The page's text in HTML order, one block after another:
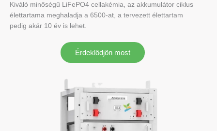
Kiváló minőségű LiFePO4 cellakémia, az akkumulátor ciklus
élettartama meghaladja a 6500-at, a tervezett élettartam
pedig akár 10 év is lehet.
Érdeklődjön most